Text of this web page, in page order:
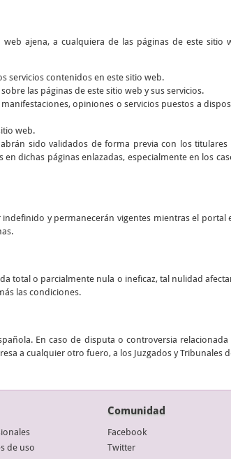
ajena, a cualquiera de las páginas de este sitio
servicios contenidos en este sitio web.
las páginas de este sitio web y sus servicios.
opiniones o servicios puestos a
web.
sido validados de forma previa con los
dichas páginas enlazadas, especialmente en los
y permanecerán vigentes mientras el portal
total o parcialmente nula o ineficaz, tal nulidad
las condiciones.
En caso de disputa o controversia
a cualquier otro fuero, a los Juzgados y Tribunales
de uso
Comunidad
Facebook
Twitter